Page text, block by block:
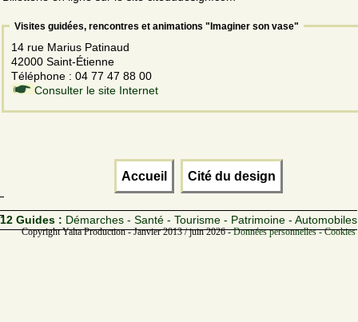
Visites guidées, rencontres et animations "Imaginer son vase"
14 rue Marius Patinaud
42000 Saint-Étienne
Téléphone : 04 77 47 88 00
Consulter le site Internet
Accueil Cité du design
12 Guides : Démarches - Santé - Tourisme - Patrimoine - Automobiles
Copyright Yalta Production - Janvier 2013 / juin 2026 -Données personnelles -